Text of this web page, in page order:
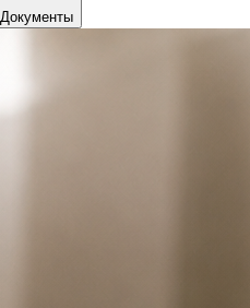
Документы